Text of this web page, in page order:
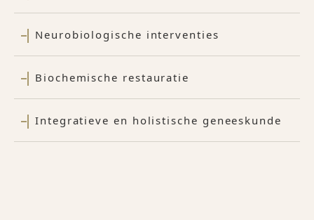
Neurobiologische interventies
Biochemische restauratie
Integratieve en holistische geneeskunde